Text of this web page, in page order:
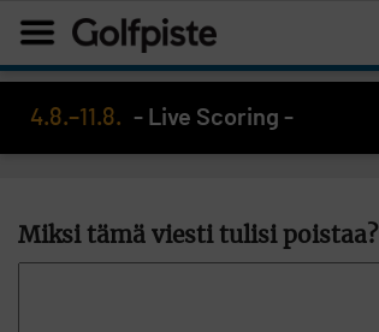
4.8.–11.8. - Live Scoring -
Miksi tämä viesti tulisi poistaa?